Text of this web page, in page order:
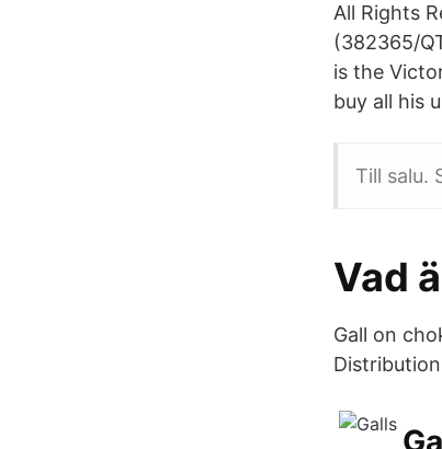
All Rights
(382365/
is the
buy all his
Till salu.
Vad
Gall on